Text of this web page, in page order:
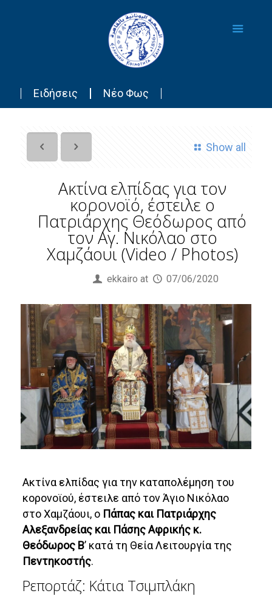
Ειδήσεις Νέο Φως
Show all
Ακτίνα ελπίδας για τον
κορονοϊό, έστειλε ο
Πατριάρχης Θεόδωρος από
τον Αγ. Νικόλαο στο
Χαμζάουι (Video / Photos)
ekkairo at 07/06/2020
Aκτίνα ελπίδας για την καταπολέμηση του
κορονοϊού, έστειλε από τον Άγιο Νικόλαο
στο Χαμζάουι, ο Πάπας και Πατριάρχης
Αλεξανδρείας και Πάσης Αφρικής κ.
Θεόδωρος Β’ κατά τη Θεία Λειτουργία της
Πεντηκοστής.
Ρεπορτάζ: Κάτια Τσιμπλάκη